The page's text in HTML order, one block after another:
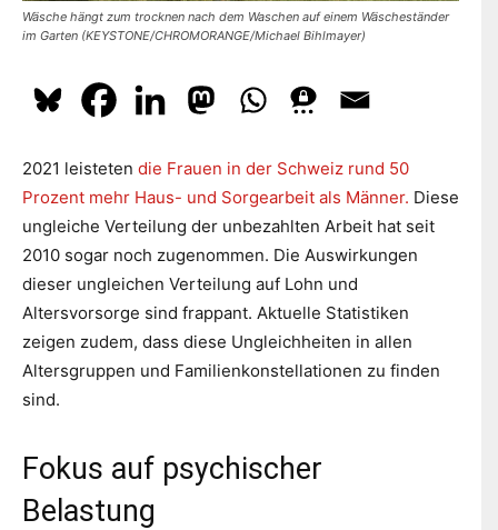
Wäsche hängt zum trocknen nach dem Waschen auf einem Wäscheständer
im Garten (KEYSTONE/CHROMORANGE/Michael Bihlmayer)
2021 leisteten die Frauen in der Schweiz rund 50
Prozent mehr Haus- und Sorgearbeit als Männer. Diese
ungleiche Verteilung der unbezahlten Arbeit hat seit
2010 sogar noch zugenommen. Die Auswirkungen
dieser ungleichen Verteilung auf Lohn und
Altersvorsorge sind frappant. Aktuelle Statistiken
zeigen zudem, dass diese Ungleichheiten in allen
Altersgruppen und Familienkonstellationen zu finden
sind.
Fokus auf psychischer
Belastung